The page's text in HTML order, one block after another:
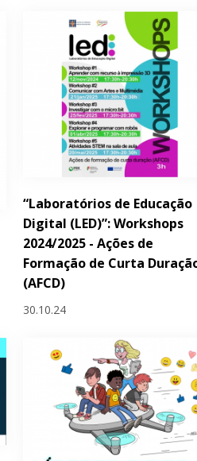
“Laboratórios de Educação
Digital (LED)”: Workshops
2024/2025 - Ações de
Formação de Curta
(AFCD)
30.10.24